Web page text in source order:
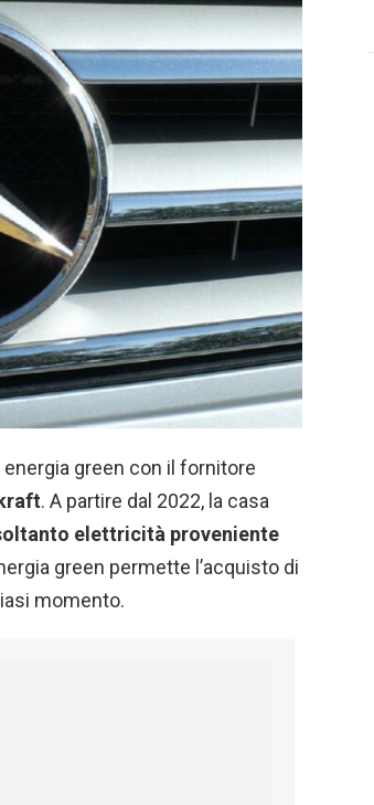
green con il fornitore
. A partire dal 2022, la casa
elettricità proveniente
green permette l’acquisto di
momento.